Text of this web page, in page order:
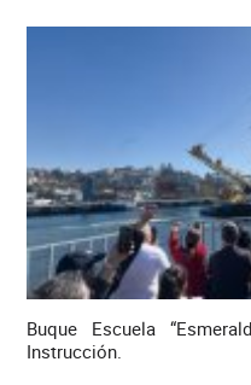
Buque Escuela
Instrucción.